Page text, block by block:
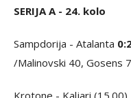
SERIJA A - 24. kolo
Sampdorija - Atalanta
/Malinovski 40, Gosens
Krotone - Kaljari (15.00)